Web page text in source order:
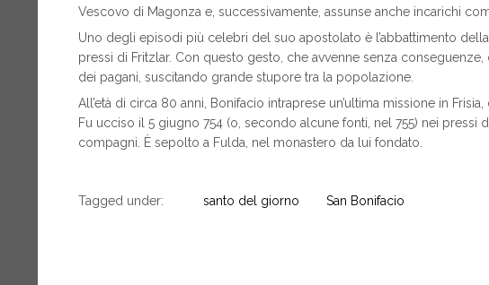
Vescovo di Magonza e, successivamente, assunse anche incarichi
Uno degli episodi più celebri del suo apostolato è l’abbattimento
pressi di Fritzlar. Con questo gesto, che avvenne senza
dei pagani, suscitando grande stupore tra la popolazione.
All’età di circa 80 anni, Bonifacio intraprese un’ultima missione in
Fu ucciso il 5 giugno 754 (o, secondo alcune fonti, nel 755) nei pressi
compagni. È sepolto a Fulda, nel monastero da lui fondato.
Tagged under: santo del giorno San Bonifacio